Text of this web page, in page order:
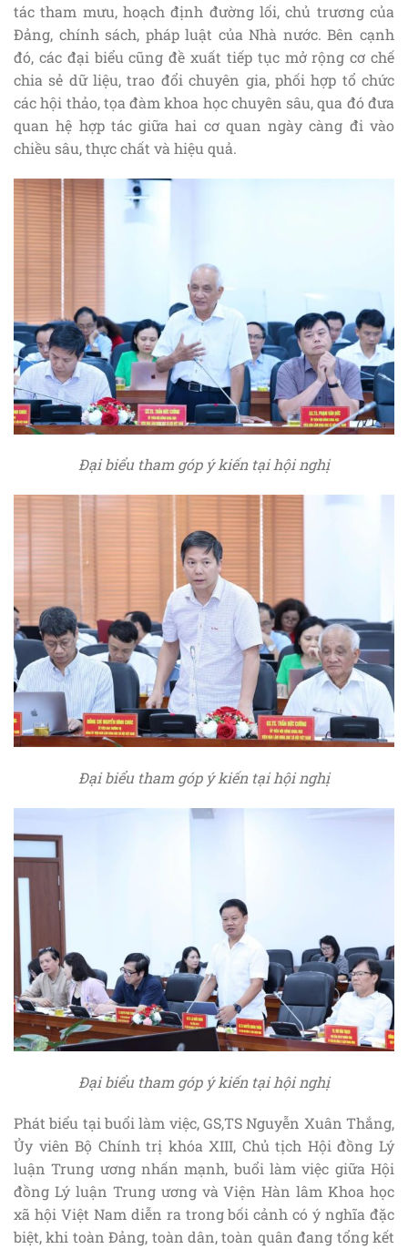
tác tham mưu, hoạch định đường lối, chủ trương của
Đảng, chính sách, pháp luật của Nhà nước. Bên cạnh
đó, các đại biểu cũng đề xuất tiếp tục mở rộng cơ chế
chia sẻ dữ liệu, trao đổi chuyên gia, phối hợp tổ chức
các hội thảo, tọa đàm khoa học chuyên sâu, qua đó đưa
quan hệ hợp tác giữa hai cơ quan ngày càng đi vào
chiều sâu, thực chất và hiệu quả.
Đại biểu tham góp ý kiến tại hội nghị
Đại biểu tham góp ý kiến tại hội nghị
Đại biểu tham góp ý kiến tại hội nghị
Phát biểu tại buổi làm việc, GS,TS Nguyễn Xuân Thắng,
Ủy viên Bộ Chính trị khóa XIII, Chủ tịch Hội đồng Lý
luận Trung ương nhấn mạnh, buổi làm việc giữa Hội
đồng Lý luận Trung ương và Viện Hàn lâm Khoa học
xã hội Việt Nam diễn ra trong bối cảnh có ý nghĩa đặc
biệt, khi toàn Đảng, toàn dân, toàn quân đang tổng kết